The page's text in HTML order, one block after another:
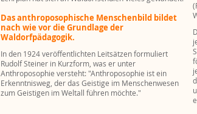
Das anthroposophische Menschenbild bildet
nach wie vor die Grundlage der
Waldorfpädagogik.
In den 1924 veröffentlichten Leitsätzen formuliert
Rudolf Steiner in Kurzform, was er unter
Anthroposophie versteht: "Anthroposophie ist ein
Erkenntnisweg, der das Geistige im Menschenwesen
zum Geistigen im Weltall führen möchte."